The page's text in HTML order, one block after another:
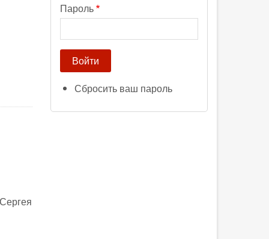
Пароль
Сбросить ваш пароль